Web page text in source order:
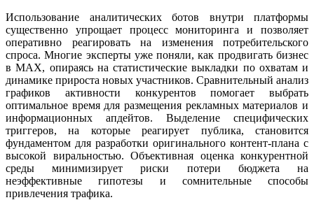
Использование аналитических ботов внутри платформы
существенно упрощает процесс мониторинга и позволяет
оперативно реагировать на изменения потребительского
спроса. Многие эксперты уже поняли, как продвигать бизнес
в MAX, опираясь на статистические выкладки по охватам и
динамике прироста новых участников. Сравнительный анализ
графиков активности конкурентов помогает выбрать
оптимальное время для размещения рекламных материалов и
информационных апдейтов. Выделение специфических
триггеров, на которые реагирует публика, становится
фундаментом для разработки оригинального контент-плана с
высокой виральностью. Объективная оценка конкурентной
среды минимизирует риски потери бюджета на
неэффективные гипотезы и сомнительные способы
привлечения трафика.